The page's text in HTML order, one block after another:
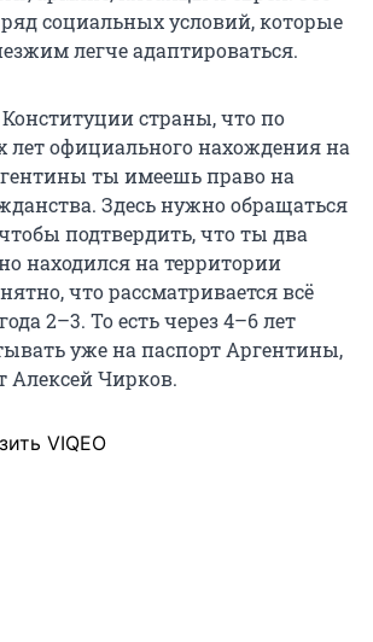
социальных условий, которые
легче адаптироваться.
страны, что по
лет официального нахождения на
ты имеешь право на
Здесь нужно обращаться
подтвердить, что ты два
находился на территории
что рассматривается всё
2–3. То есть через 4–6 лет
уже на паспорт Аргентины,
Алексей Чирков.
VIQEO